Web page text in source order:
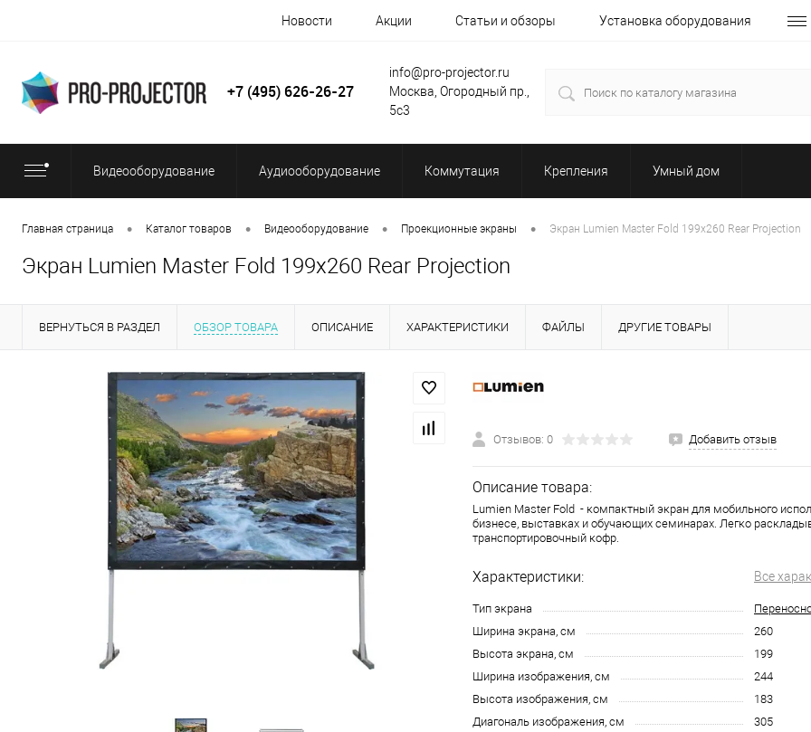
Новости Акции Статьи и обзоры Установка оборудования
+7 (495) 626-26-27
info@pro-projector.ru
Москва, Огородный пр.,
5с3
Видеооборудование Аудиооборудование Коммутация Крепления Умный дом
Главная страница • Каталог товаров • Видеооборудование • Проекционные экраны • Экран Lumien Master Fold 199x260 Rear Projection
Экран Lumien Master Fold 199x260 Rear Projection
ВЕРНУТЬСЯ В РАЗДЕЛ ОБЗОР ТОВАРА ОПИСАНИЕ ХАРАКТЕРИСТИКИ ФАЙЛЫ ДРУГИЕ ТОВАРЫ
Отзывов: 0 Добавить отзыв
Описание товара:
Lumien Master Fold - компактный экран для мобильного
бизнесе, выставках и обучающих семинарах. Легко
транспортировочный кофр.
Характеристики: Все
Тип экрана
Ширина экрана, см
260
Высота экрана, см
199
Ширина изображения, см
244
Высота изображения, см
183
Диагональ изображения, см
305